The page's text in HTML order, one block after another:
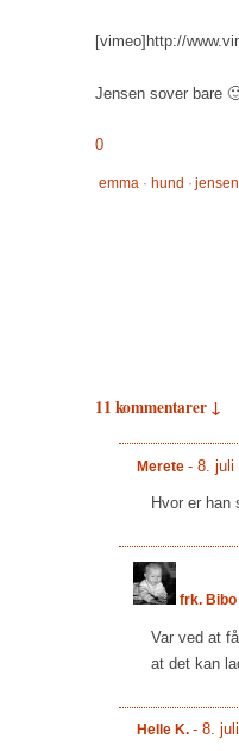
[vimeo]http://
Jensen sover bare
0
emma · hund · jensen
11 kommentarer ↓
Merete - 8. juli
Hvor er
frk. Bibo
Var ved at
at det kan
Helle K. - 8.